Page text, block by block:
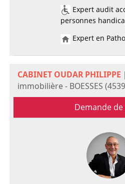
Expert audit
personnes
Expert en
CABINET OUDAR PHILIPPE |
immobilière - BOESSES
Demande de